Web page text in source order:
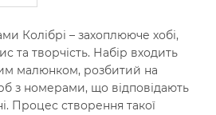
Колібрі – захоплююче хобі,
та творчість. Набір входить
малюнком, розбитий на
з номерами, що відповідають
Процес створення такої